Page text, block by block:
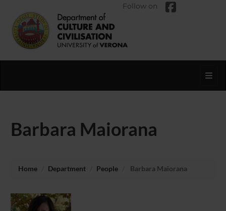
Follow on
Barbara Maiorana
Home Department People Barbara Maiorana